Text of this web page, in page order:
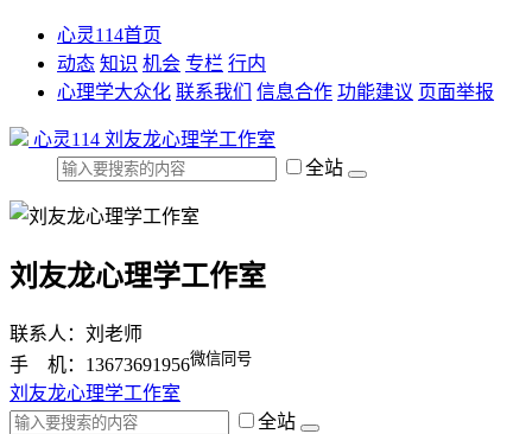
心灵114首页
动态 知识 机会 专栏 行内
心理学大众化 联系我们 信息合作 功能建议 页面举报
心灵114 刘友龙心理学工作室
全站
刘友龙心理学工作室
联系人：刘老师
手 机：13673691956微信同号
刘友龙心理学工作室
全站